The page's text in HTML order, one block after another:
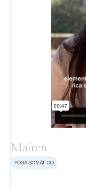
Mairen
YOGA SOMÁTICO